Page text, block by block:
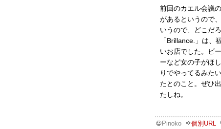
前回のカエル会議
があるというので
いうので、どこだ
「Brillance.」は、
いお店でした。ビ
ーなど女の子がほ
りでやってるみた
たとのこと。ぜひ
たしね。
Pinoko 個別URL